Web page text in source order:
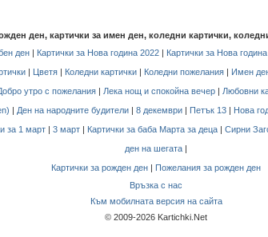
ден, картички за имен ден, коледни картички,
ден| Картички за Нова година 2022| Картички за Нова
| Цветя| Коледни картички| Коледни пожелания| Имен
утро с пожелания | Лека нощ и спокойна вечер | Любовни
| Ден на народните будители| 8 декември| Петък 13| Нова
за 1 март | 3 март | Картички за баба Марта за деца | Сирни
ден на шегата |
Картички за рожден ден | Пожелания за рожден ден
Връзка с нас
Към мобилната версия на сайта
© 2009-2026 Kartichki.Net